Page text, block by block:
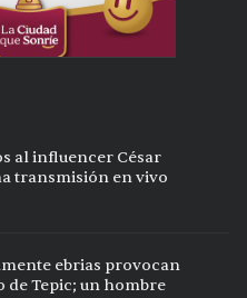
al influencer César
transmisión en vivo
ebrias provocan
de Tepic; un hombre